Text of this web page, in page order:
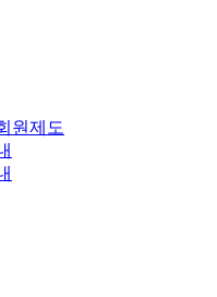
원제도